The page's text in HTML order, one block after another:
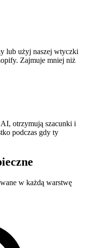
lub użyj naszej wtyczki
Zajmuje mniej niż
otrzymują szacunki i
podczas gdy ty
w każdą warstwę